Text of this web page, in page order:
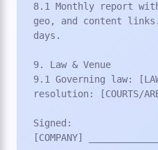
8.1 Monthly report
geo, and content
days.
9. Law & Venue
9.1 Governing law:
resolution: [COURTS/
Signed:
[COMPANY]